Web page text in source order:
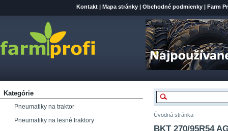
Kontakt | Mapa stránky | Obchodné podmienky | Farm
Kategórie
Pneumatiky na traktor
Pneumatiky na lesné traktory
Úvodná stránka
BKT 270/95R54